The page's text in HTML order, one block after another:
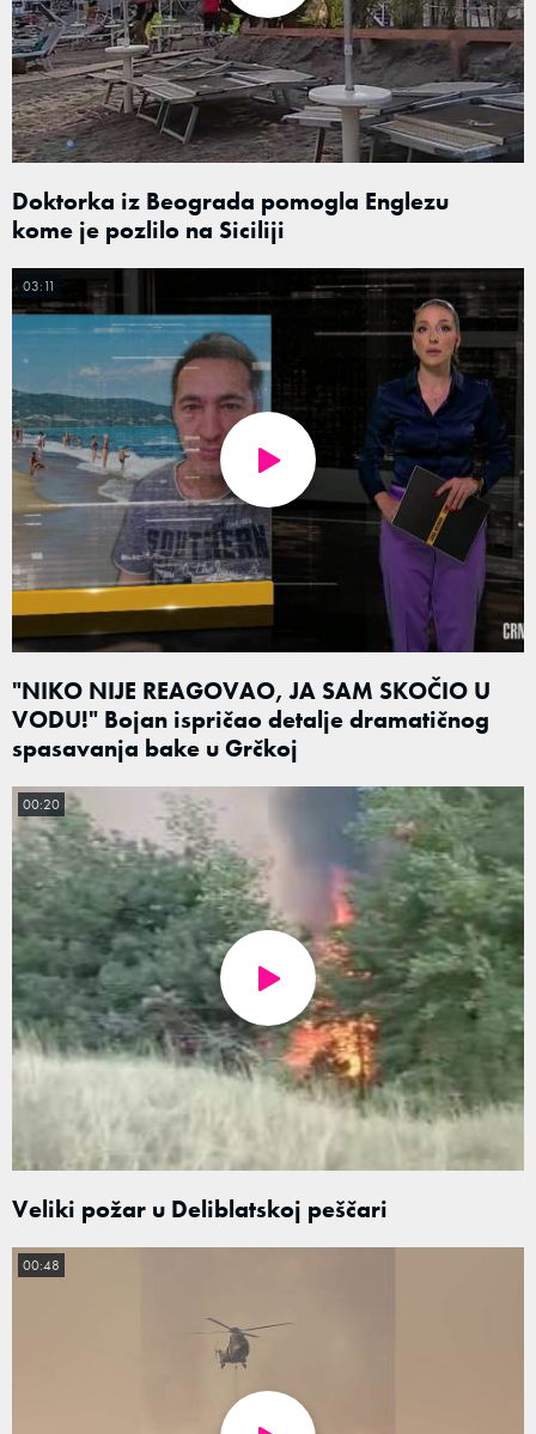
Doktorka iz Beograda pomogla Englezu
kome je pozlilo na Siciliji
"NIKO NIJE REAGOVAO, JA SAM SKOČIO U
VODU!" Bojan ispričao detalje dramatičnog
spasavanja bake u Grčkoj
03:11
Veliki požar u Deliblatskoj peščari
00:20
00:48